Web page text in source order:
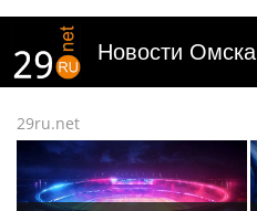
Новости Омска
29ru.net